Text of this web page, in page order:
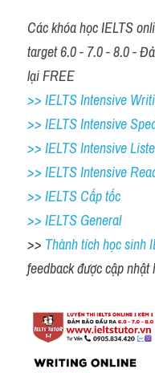
Các khóa học IELTS
target 6.0 - 7.0 - 8.0 -
lại FREE
>> IELTS Intensive
>> IELTS Intensive
>> IELTS Intensive
>> IELTS Intensive
>> IELTS Cấp tốc
>> IELTS General
>> Thành tích học sinh
feedback được cập nhật